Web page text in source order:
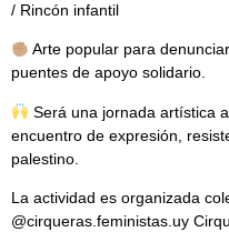
/ Rincón infantil
Arte popular para
puentes de apoyo solidario.
Será una jornada artística
encuentro de expresión,
palestino.
La actividad es organizada
@cirqueras.feministas.uy